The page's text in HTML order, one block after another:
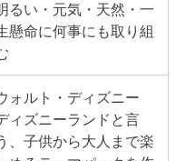
るい・元気・天然・一
懸命に何事にも取り組
ォルト・ディズニー
ィズニーランドと言
、子供から大人まで楽